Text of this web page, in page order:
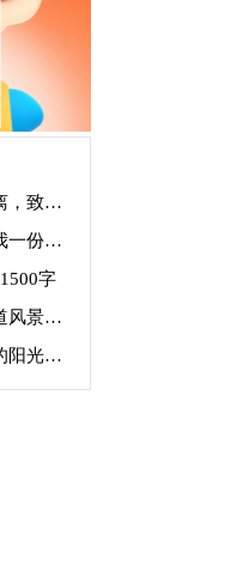
此时非别离，致自己_700字
绿水，有我一份情_900字
字
人生的两道风景_1500字
成长路上的阳光_800字